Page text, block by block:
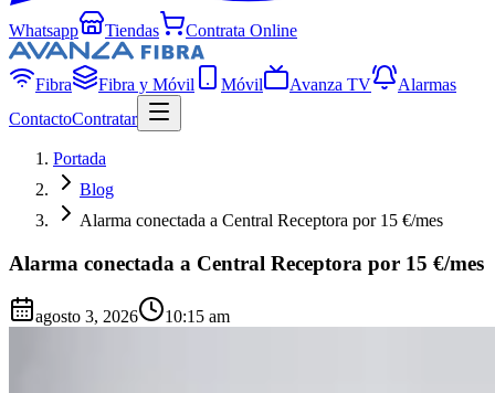
Whatsapp Tiendas Contrata Online
Fibra Fibra y Móvil Móvil Avanza TV
Alarmas
ContactoContratar
Portada
Blog
Alarma conectada a Central Receptora por 15 €/mes
Alarma conectada a Central Receptora por 15 €/mes
agosto 3, 2026 10:15 am